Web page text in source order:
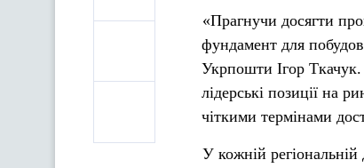
«Прагнучи досягти
фундамент для
Укрпошти Ігор
лідерські позиції на
чіткими термінами
У кожній